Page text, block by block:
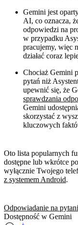
Gemini jest
AI, co oznacza,
odpowiedzi na
w przypadku
pracujemy, więc
działać coraz
Chociaż Gemini
pytań niż
upewnić się, że
sprawdzania
Gemini
skorzystać z
kluczowych
Oto lista popularnych
dostępne lub wkrótce
wyłącznie Twojego
z systemem Android.
Odpowiadanie na
Dostępność w Gemini